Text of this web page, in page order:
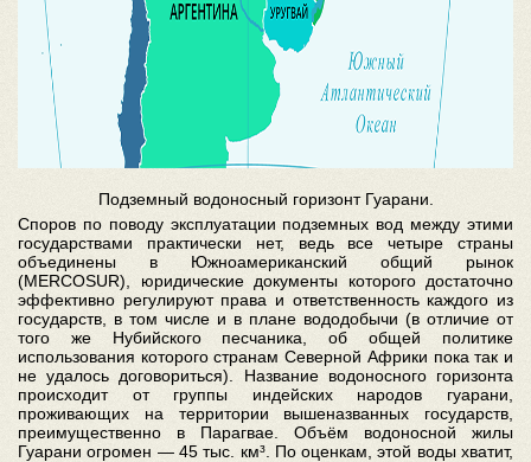
Подземный водоносный горизонт Гуарани.
Споров по поводу эксплуатации подземных вод между этими
государствами практически нет, ведь все четыре страны
объединены в Южноамериканский общий рынок
(MERCOSUR), юридические документы которого достаточно
эффективно регулируют права и ответственность каждого из
государств, в том числе и в плане вододобычи (в отличие от
того же Нубийского песчаника, об общей политике
использования которого странам Северной Африки пока так и
не удалось договориться). Название водоносного горизонта
происходит от группы индейских народов гуарани,
проживающих на территории вышеназванных государств,
преимущественно в Парагвае. Объём водоносной жилы
Гуарани огромен — 45 тыс. км³. По оценкам, этой воды хватит,